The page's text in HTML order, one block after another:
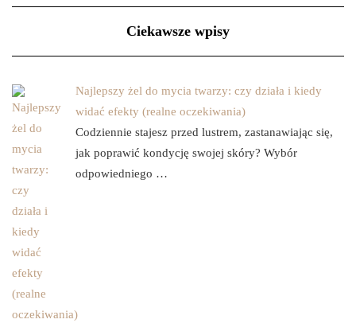
Ciekawsze wpisy
Najlepszy żel do mycia twarzy: czy działa i kiedy
widać efekty (realne oczekiwania)
Codziennie stajesz przed lustrem, zastanawiając się,
jak poprawić kondycję swojej skóry? Wybór
odpowiedniego …